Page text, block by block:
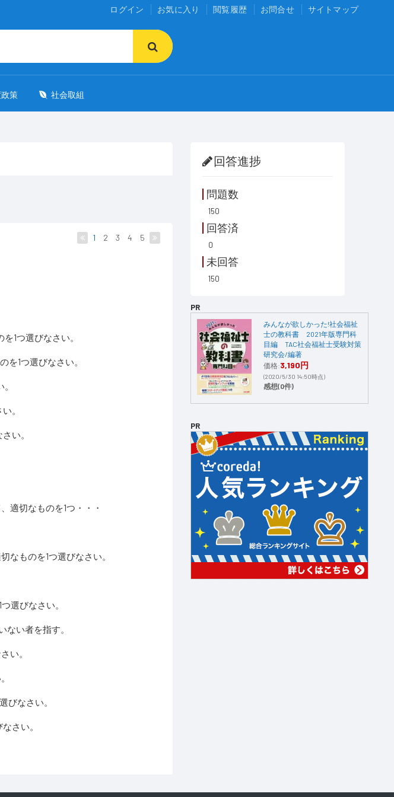
ログイン お気に入り 閲覧履歴 お問合せ サイトマップ
策 社会取組
1 2 3 4 5
1つ選びなさい。
を1つ選びなさい。
。
い。
適切なものを1つ・・・
なものを1つ選びなさい。
選びなさい。
ない者を指す。
い。
びなさい。
さい。
回答進捗
問題数
150
回答済
0
未回答
150
PR
みんなが欲しかった!社会福祉
士の教科書 2021年版専門科
目編 TAC社会福祉士受験対策
研究会/編著
価格:3,190円
(2020/5/30 14:50時点)
感想(0件)
PR